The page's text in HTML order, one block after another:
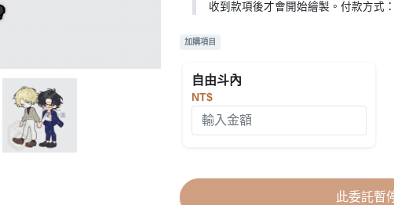
收到款項後才會開始繪製。付款方式
加購項目
自由斗內
NT$
此委託暫